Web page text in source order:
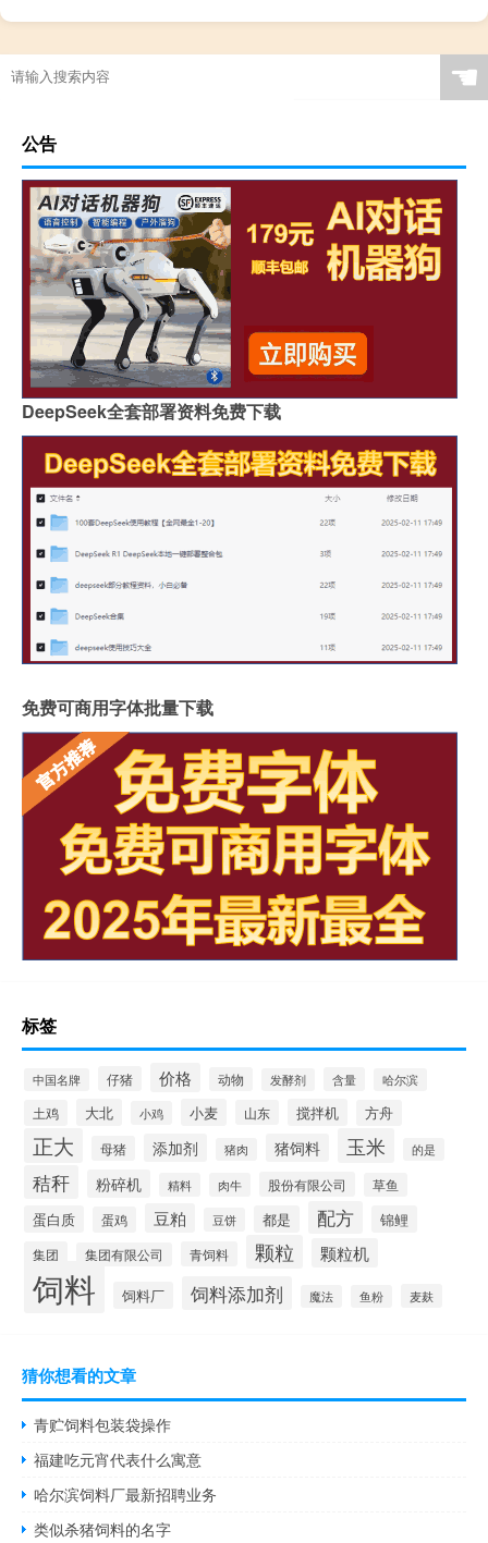
☚
公告
DeepSeek全套部署资料免费下载
免费可商用字体批量下载
标签
中国名牌 仔猪 价格 动物 发酵剂 含量 哈尔滨
土鸡 大北 小鸡 小麦 山东 搅拌机 方舟
正大 母猪 添加剂 猪肉 猪饲料 玉米 的是
秸秆 粉碎机 精料 肉牛 股份有限公司 草鱼
蛋白质 蛋鸡 豆粕 豆饼 都是 配方 锦鲤
集团 集团有限公司 青饲料 颗粒 颗粒机
饲料 饲料厂 饲料添加剂 魔法 鱼粉 麦麸
猜你想看的文章
青贮饲料包装袋操作
福建吃元宵代表什么寓意
哈尔滨饲料厂最新招聘业务
类似杀猪饲料的名字